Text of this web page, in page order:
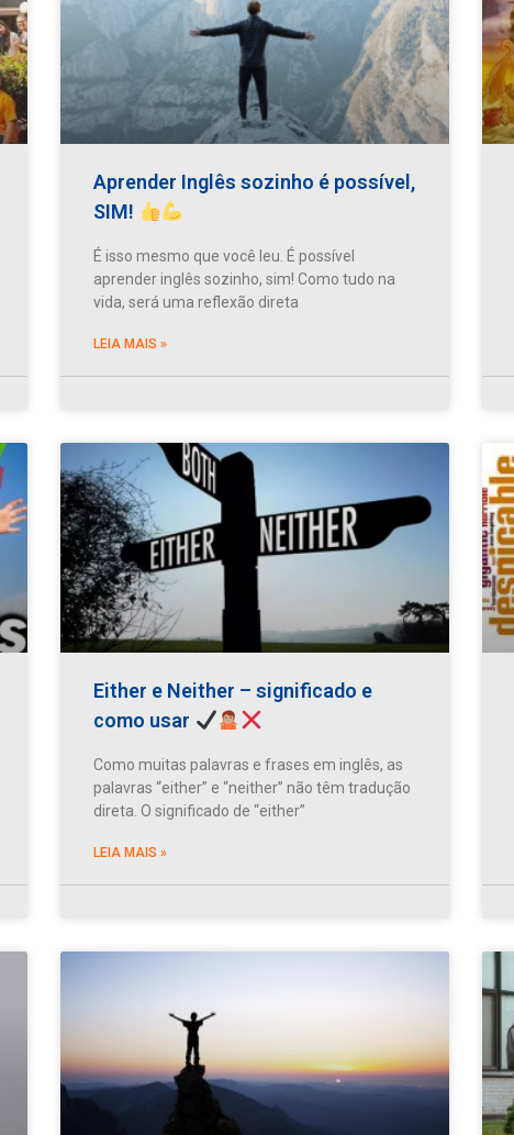
Aprender Inglês sozinho é possível,
SIM!
É isso mesmo que você leu. É possível
aprender inglês sozinho, sim! Como tudo na
vida, será uma reflexão direta
LEIA MAIS »
Either e Neither – significado e
como usar
Como muitas palavras e frases em inglês, as
palavras “either” e “neither” não têm tradução
direta. O significado de “either”
LEIA MAIS »